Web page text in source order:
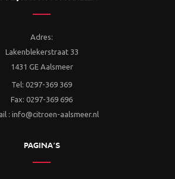
Adres:
Lakenblekerstraat 33
1431 GE Aalsmeer
Tel: 0297-369 369
Fax: 0297-369 696
: info@citroen-aalsmeer.nl
PAGINA’S